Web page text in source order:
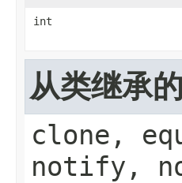
int
从类继承
clone,
notify,